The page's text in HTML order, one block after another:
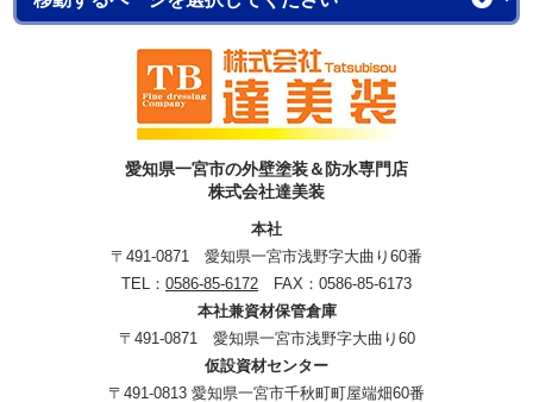
愛知県一宮市の外壁塗装＆防水専門店
株式会社達美装
本社
〒491-0871 愛知県一宮市浅野字大曲り60番
TEL： 0586-85-6172 FAX：0586-85-6173
本社兼資材保管倉庫
〒491-0871 愛知県一宮市浅野字大曲り60
仮設資材センター
〒491-0813 愛知県一宮市千秋町町屋端畑60番